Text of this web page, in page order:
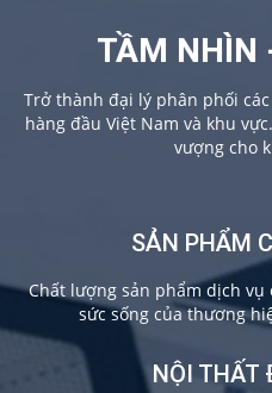
TẦM NHÌN
Trở thành đại lý phân phối
hàng đầu Việt Nam và khu
vượng cho
SẢN PHẨM
Chất lượng sản phẩm dịch
sức sống của thương
NỘI THẤT